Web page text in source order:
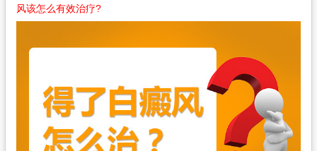
白癜风部位
地区医院
风该怎么有效治疗?